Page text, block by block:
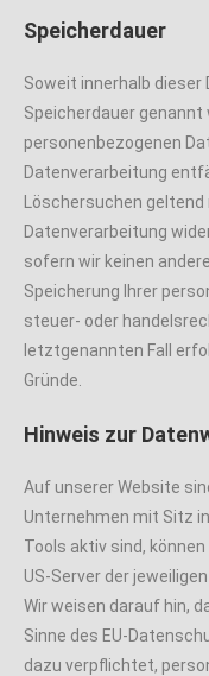
Speicherdauer
Soweit innerhalb
Speicherdauer genannt
personenbezogenen
Datenverarbeitung
Löschersuchen
Datenverarbeitung
sofern wir keinen
Speicherung Ihrer
steuer- oder
letztgenannten Fall
Gründe.
Hinweis zur
Auf unserer Website
Unternehmen mit Sitz
Tools aktiv sind,
US-Server der
Wir weisen darauf hin,
Sinne des EU-
dazu verpflichtet,